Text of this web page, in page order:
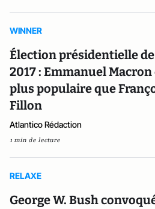
WINNER
Élection présidentielle de
2017 : Emmanuel Macron
plus populaire que
Fillon
Atlantico Rédaction
1 min de lecture
RELAXE
George W. Bush